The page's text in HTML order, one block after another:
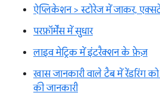
ऐप्लिकेशन > स्टोरेज में जाकर,
परफ़ॉर्मेंस में सुधार
लाइव मेट्रिक में इंटरैक्शन के फ़ेज़
खास जानकारी वाले टैब में रेंडरिंग
की जानकारी